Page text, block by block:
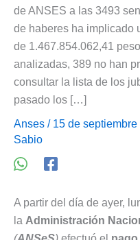
de ANSES a las 3493
de haberes ha implicado
de 1.467.854.062,41
analizadas, 389 no han
consultar la lista de los
pasado los […]
Anses / 15 de
Sabio
A partir del día de ayer,
la Administración